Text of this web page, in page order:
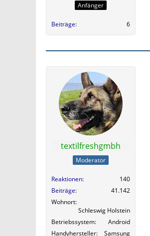
Anfänger
Beiträge 6
textilfreshgmbh
Moderator
Reaktionen
140
Beiträge
41.142
Wohnort
Schleswig Holstein
Betriebssystem
Android
Handyhersteller
Samsung